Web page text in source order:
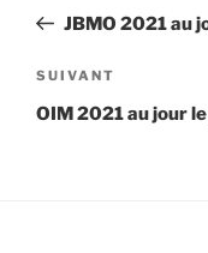
l’article
précédent
JBMO 2021 au
Article
suivant
SUIVANT
OIM 2021 au jour